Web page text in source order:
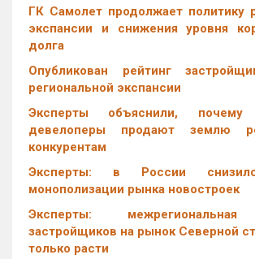
ГК Самолет продолжает политику
экспансии и снижения уровня
долга
Опубликован рейтинг
региональной экспансии
Эксперты объяснили, почему
девелоперы продают землю
конкурентам
Эксперты: в России
монополизации рынка новостроек
Эксперты: межрегиональная
застройщиков на рынок Северной
только расти